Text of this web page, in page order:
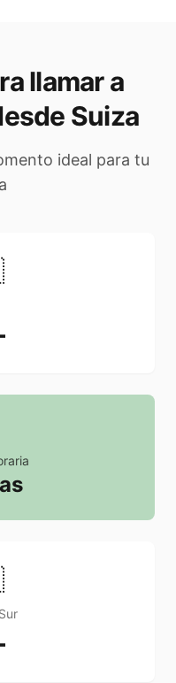
llamar a
Suiza
ideal para tu